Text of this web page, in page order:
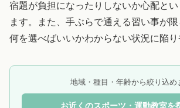
宿題が負担になったりしないか心配とい
ます。また、手ぶらで通える習い事が限
何を選べばいいかわからない状況に陥り
地域・種目・年齢から絞り込め
お近くのスポーツ・運動教室を